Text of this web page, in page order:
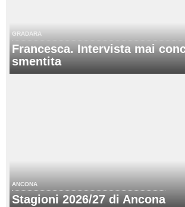
GRADARA
Francesca. Intervista mai
smentita
ANCONA
Stagioni 2026/27 di Ancona